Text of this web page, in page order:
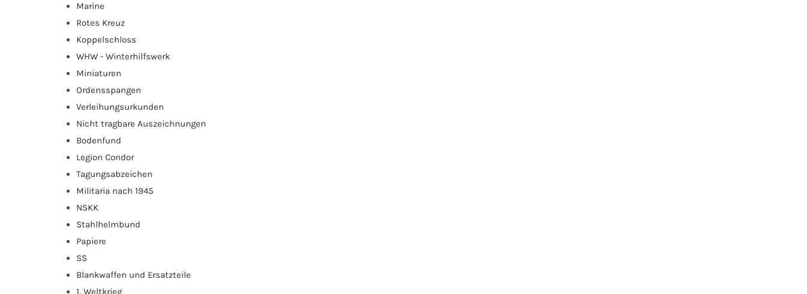
Marine
Rotes Kreuz
Koppelschloss
WHW - Winterhilfswerk
Miniaturen
Ordensspangen
Verleihungsurkunden
Nicht tragbare Auszeichnungen
Bodenfund
Legion Condor
Tagungsabzeichen
Militaria nach 1945
NSKK
Stahlhelmbund
Papiere
SS
Blankwaffen und Ersatzteile
1. Weltkrieg